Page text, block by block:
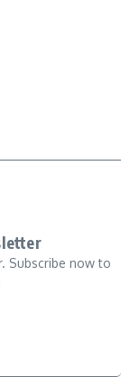
Subscribe now to